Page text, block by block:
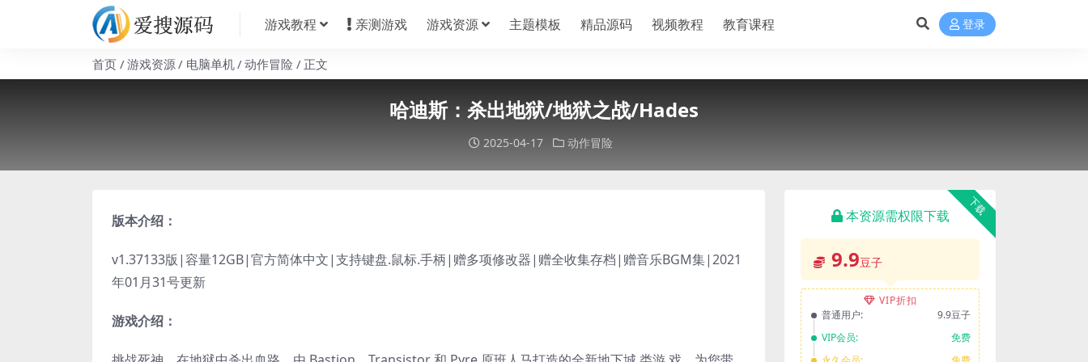
游戏教程 亲测游戏 游戏资源 主题模板 精品源码 视频教程 教育课程 登录
首页 游戏资源 电脑单机 动作冒险 正文
哈迪斯：杀出地狱/地狱之战/Hades
2025-04-17 动作冒险
版本介绍：
v1.37133版|容量12GB|官方简体中文|支持键盘.鼠标.手柄|赠多项修改器|赠全收集存档|赠音乐BGM集|2021
年01月31号更新
游戏介绍：
下载
本资源需权限下载
9.9豆子
VIP折扣
普通用户:
9.9豆子
VIP会员:
免费